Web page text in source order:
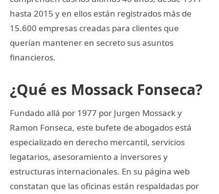
hasta 2015 y en ellos están registrados más de
15.600 empresas creadas para clientes que
querían mantener en secreto sus asuntos
financieros.
¿Qué es Mossack Fonseca?
Fundado allá por 1977 por Jurgen Mossack y
Ramon Fonseca, este bufete de abogados está
especializado en derecho mercantil, servicios
legatarios, asesoramiento a inversores y
estructuras internacionales. En su página web
constatan que las oficinas están respaldadas por